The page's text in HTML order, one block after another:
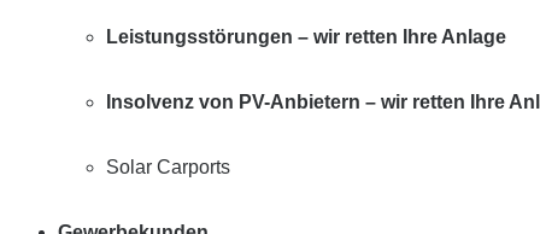
Leistungsstörungen – wir retten Ihre Anlage
Insolvenz von PV-Anbietern – wir retten Ihre
Solar Carports